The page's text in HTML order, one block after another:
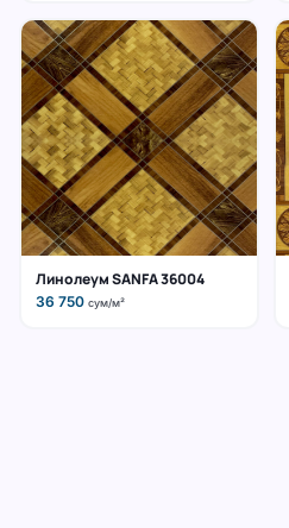
Линолеум SANFA 36004
36 750 сум/м²